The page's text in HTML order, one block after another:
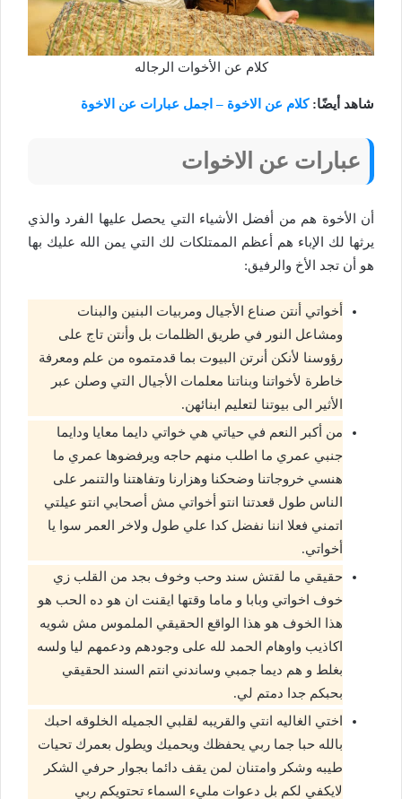
كلام عن الأخوات الرجاله
شاهد أيضًا:كلام عن الاخوة – اجمل عبارات عن الاخوة
عبارات عن الاخوات
أن الأخوة هم من أفضل الأشياء التي يحصل عليها الفرد والذي
يرثها لك الإباء هم أعظم الممتلكات لك التي يمن الله عليك بها
هو أن تجد الأخ والرفيق:
أخواتي أنتن صناع الأجيال ومربيات البنين والبنات
ومشاعل النور في طريق الظلمات بل وأنتن تاج على
رؤوسنا لأنكن أنرتن البيوت بما قدمتموه من علم ومعرفة
خاطرة لأخواتنا وبناتنا معلمات الأجيال التي وصلن عبر
الأثير الى بيوتنا لتعليم ابنائهن.
من أكبر النعم في حياتي هي خواتي دايما معايا ودايما
جنبي عمري ما اطلب منهم حاجه ويرفضوها عمري ما
هنسي خروجاتنا وضحكنا وهزارنا وتفاهتنا والتنمر على
الناس طول قعدتنا انتو أخواتي مش أصحابي انتو عيلتي
اتمني فعلا اننا نفضل كدا علي طول ولاخر العمر سوا يا
أخواتي.
حقيقي ما لقتش سند وحب وخوف بجد من القلب زي
خوف اخواتي وبابا و ماما وقتها ايقنت ان هو ده الحب هو
هذا الخوف هو هذا الواقع الحقيقي الملموس مش شويه
اكاذيب واوهام الحمد لله على وجودهم ودعمهم ليا ولسه
بغلط و هم ديما جمبي وساندني انتم السند الحقيقي
بحبكم جدا دمتم لي.
اختي الغاليه انتي والقريبه لقلبي الجميله الخلوقه احبك
بالله حبا جما ربي يحفظك ويحميك ويطول بعمرك تحيات
طيبه وشكر وامتنان لمن يقف دائما بجوار حرفي الشكر
لايكفي لكم بل دعوات مليء السماء تحتويكم ربي